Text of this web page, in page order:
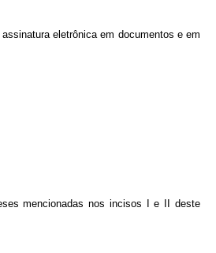
eletrônica em documentos e em
mencionadas nos incisos I e II deste